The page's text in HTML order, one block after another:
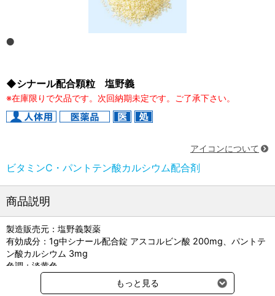
◆シナール配合顆粒 塩野義
※在庫限りで欠品です。次回納期未定です。ご了承下さい。
アイコンについて
ビタミンC・パントテン酸カルシウム配合剤
商品説明
製造販売元：塩野義製薬
有効成分：1g中シナール配合錠 アスコルビン酸 200mg、パントテ
ン酸カルシウム 3mg
色調：淡黄色
性状・剤形 ： 淡黄色の顆粒剤である。
貯 法：室温保存
もっと見る